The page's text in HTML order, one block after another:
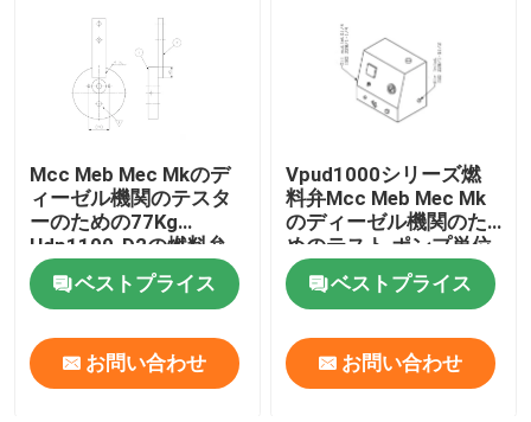
油圧空気ポンプ
油圧電気ポンプ
燃料弁テスト装置
油圧ボルト引張り
Mcc Meb Mec Mkのデ
ィーゼル機関のテスタ
ーのための77Kg
Hdp1100-D2の燃料弁
テスト装置
ベストプライス
お問い合わせ
Vpud1000シリーズ燃
料弁Mcc Meb Mec Mk
のディーゼル機関のた
めのテスト ポンプ単位
ベストプライス
お問い合わせ